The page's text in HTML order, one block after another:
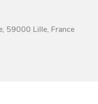
59000 Lille, France